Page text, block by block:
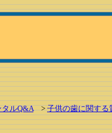
タルQ&A>子供の歯に関する